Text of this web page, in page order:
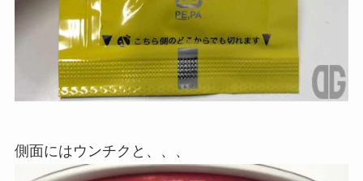
側面にはウンチクと、、、